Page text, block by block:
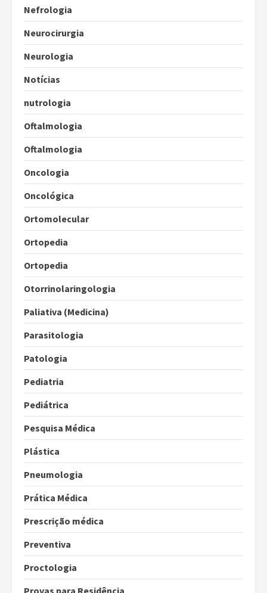
Nefrologia
Neurocirurgia
Neurologia
Notícias
nutrologia
Oftalmologia
Oftalmologia
Oncologia
Oncológica
Ortomolecular
Ortopedia
Ortopedia
Otorrinolaringologia
Paliativa (Medicina)
Parasitologia
Patologia
Pediatria
Pediátrica
Pesquisa Médica
Plástica
Pneumologia
Prática Médica
Prescrição médica
Preventiva
Proctologia